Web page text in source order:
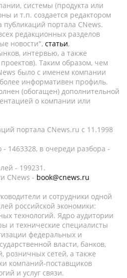
системы (продукта или
и т.п. создается редактором
публикаций портала CNews.
редакционных разделов
новости", статьи,
интервью, а также
Таким образом, чем
было с именем компании
информативен профиль.
(обогащен) дополнительной
о компании или
портала CNews.ru c 11.1998
1463328, в очереди разбора -
- 199231.
CNews - book@cnews.ru
и сотрудники одной
российской экономики:
технологий. Ядро аудитории
и технические специалисты
федеральных и
власти, банков,
сетей, а также
компаний-поставщиков
и услуг связи.